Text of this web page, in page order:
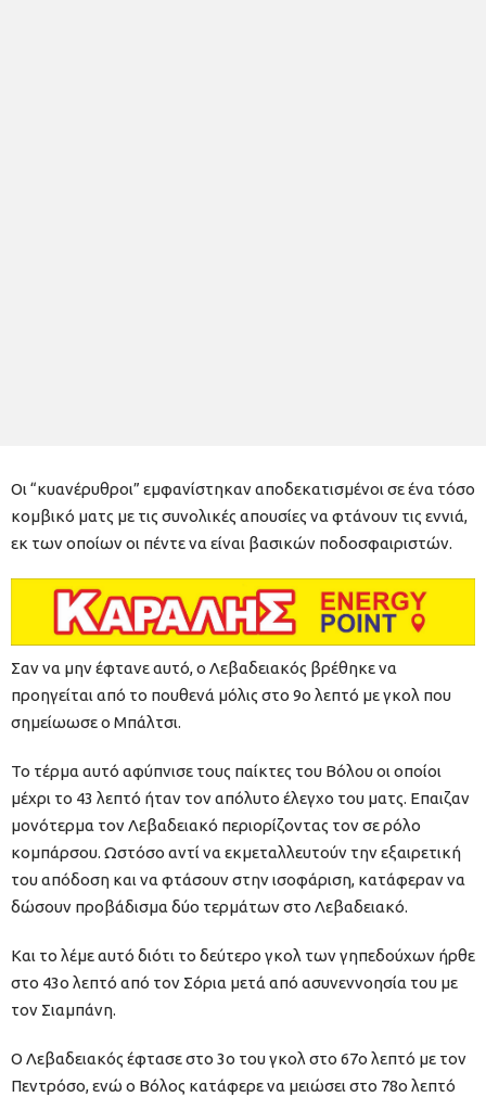
Οι “κυανέρυθροι” εμφανίστηκαν αποδεκατισμένοι σε ένα τόσο
κομβικό ματς με τις συνολικές απουσίες να φτάνουν τις εννιά,
εκ των οποίων οι πέντε να είναι βασικών ποδοσφαιριστών.
Σαν να μην έφτανε αυτό, ο Λεβαδειακός βρέθηκε να
προηγείται από το πουθενά μόλις στο 9ο λεπτό με γκολ που
σημείωωσε ο Μπάλτσι.
Το τέρμα αυτό αφύπνισε τους παίκτες του Βόλου οι οποίοι
μέχρι το 43 λεπτό ήταν τον απόλυτο έλεγχο του ματς. Επαιζαν
μονότερμα τον Λεβαδειακό περιορίζοντας τον σε ρόλο
κομπάρσου. Ωστόσο αντί να εκμεταλλευτούν την εξαιρετική
του απόδοση και να φτάσουν στην ισοφάριση, κατάφεραν να
δώσουν προβάδισμα δύο τερμάτων στο Λεβαδειακό.
Και το λέμε αυτό διότι το δεύτερο γκολ των γηπεδούχων ήρθε
στο 43ο λεπτό από τον Σόρια μετά από ασυνεννοησία του με
τον Σιαμπάνη.
Ο Λεβαδειακός έφτασε στο 3ο του γκολ στο 67ο λεπτό με τον
Πεντρόσο, ενώ ο Βόλος κατάφερε να μειώσει στο 78ο λεπτό